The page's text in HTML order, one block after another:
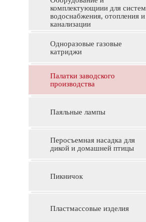
комплектующиии для систем
водоснабжения, отопления и
канализации
Одноразовые газовые
катриджи
Палатки заводского
производства
Паяльные лампы
Перосъемная насадка для
дикой и домашней птицы
Пикничок
Пластмассовые изделия